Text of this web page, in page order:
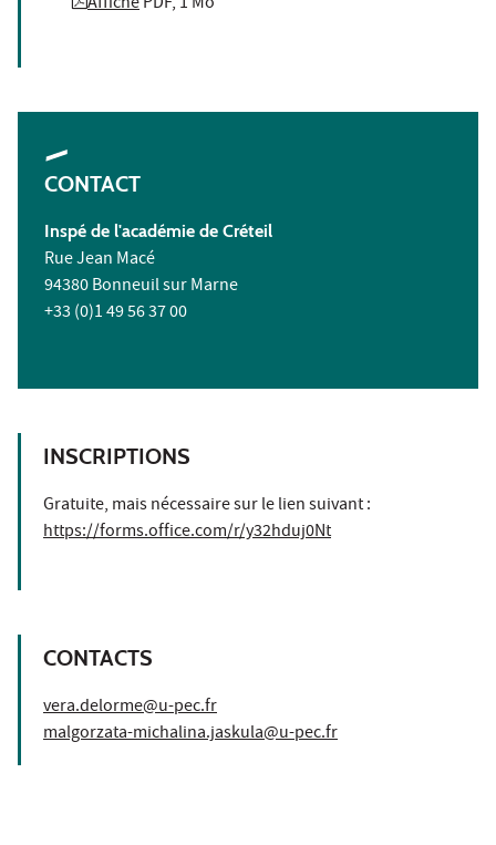
CONTACT
Inspé de l'académie de Créteil
Rue Jean Macé
94380 Bonneuil sur Marne
+33 (0)1 49 56 37 00
INSCRIPTIONS
Gratuite, mais nécessaire sur le lien suivant :
https://forms.office.com/r/y32hduj0Nt
CONTACTS
vera.delorme@u-pec.fr
malgorzata-michalina.jaskula@u-pec.fr